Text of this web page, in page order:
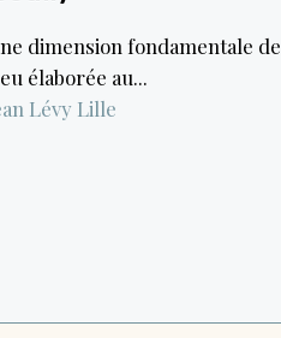
dimension fondamentale de
élaborée au...
Lévy Lille